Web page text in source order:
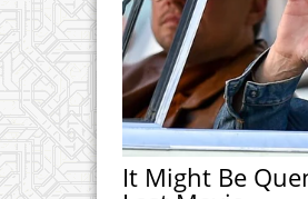
It Might Be